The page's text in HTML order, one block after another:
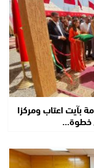
بآيت اعتاب ومركزا
خطوة…